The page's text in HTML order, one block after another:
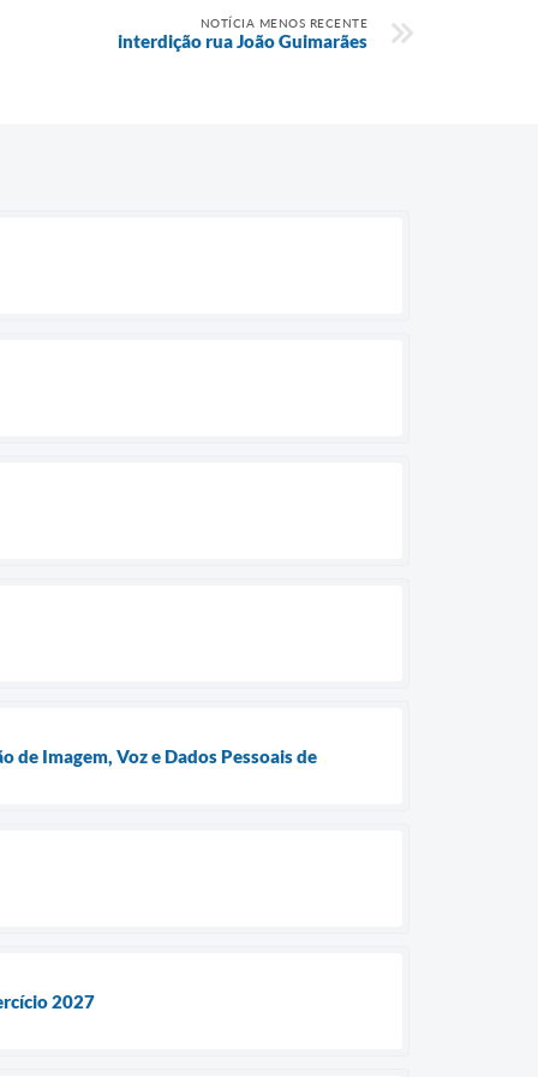
NOTÍCIA MENOS RECENTE
interdição rua João Guimarães
de Imagem, Voz e Dados Pessoais de
2027